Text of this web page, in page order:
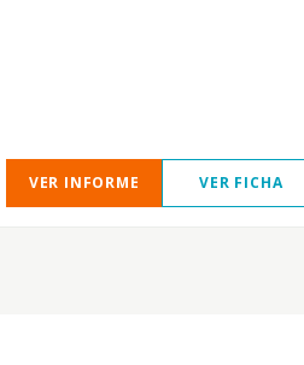
VER INFORME VER FICHA